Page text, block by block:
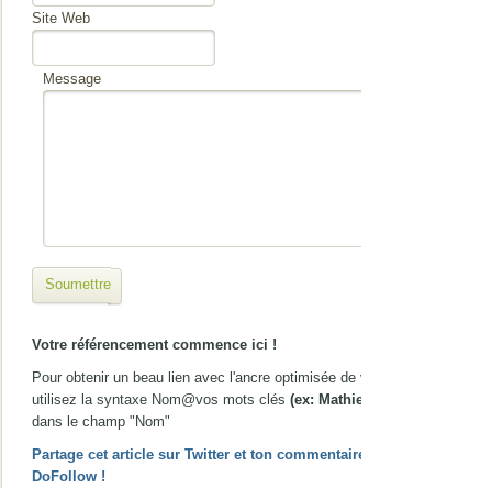
Site Web
Message
Soumettre
Votre référencement commence ici !
Pour obtenir un beau lien avec l'ancre optimisée de votre choix,
utilisez la syntaxe Nom@vos mots clés (ex: Mathieu@gîte Nice)
dans le champ "Nom"
Partage cet article sur Twitter et ton commentaire passera en
DoFollow !